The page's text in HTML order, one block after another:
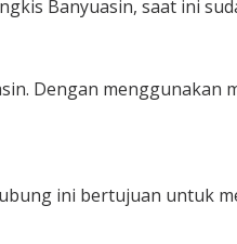
Banyuasin, saat ini
Dengan menggunakan
ini bertujuan untuk